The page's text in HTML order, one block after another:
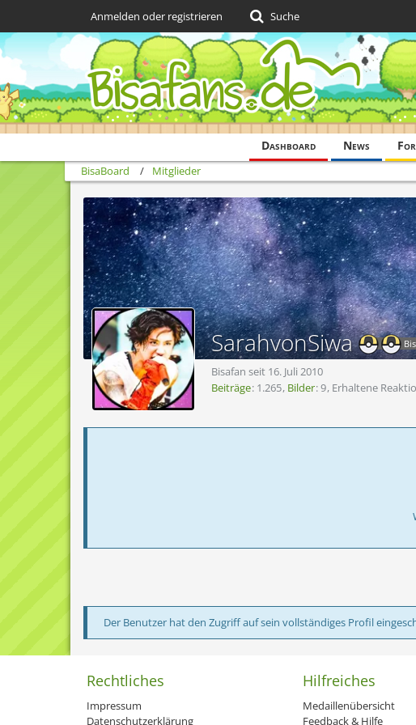
Dashboard News
Anmelden oder registrieren Suche
BisaBoard Mitglieder
SarahvonSiwa
Bisafan seit 16. Juli 2010
Beiträge 1.265 Bilder 9 Erhaltene
Der Benutzer hat den Zugriff auf sein vollständiges Profil
Rechtliches
Impressum
Datenschutzerklärung
Hilfreiches
Medaillenübersicht
Feedback & Hilfe